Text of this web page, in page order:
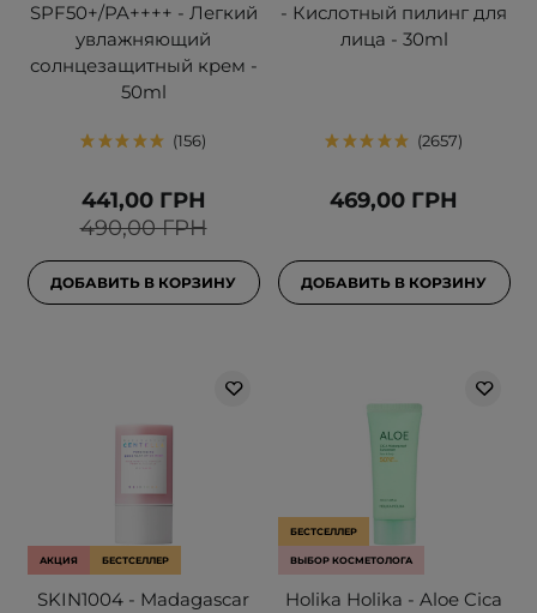
SPF50+/PA++++ - Легкий
увлажняющий
солнцезащитный крем -
50ml
156
490,00 ГРН
441,00 ГРН
ДОБАВИТЬ В КОРЗИНУ
- Кислотный пилинг для
лица - 30ml
2657
469,00 ГРН
ДОБАВИТЬ В КОРЗИНУ
АКЦИЯ БЕСТСЕЛЛЕР
SKIN1004 - Madagascar
БЕСТСЕЛЛЕР
ВЫБОР КОСМЕТОЛОГА
Holika Holika - Aloe Cica